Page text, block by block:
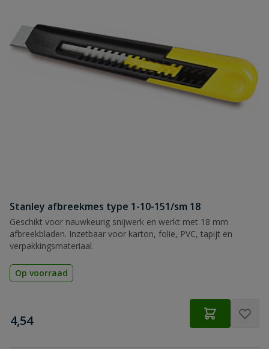
Stanley afbreekmes type 1-10-151/sm 18
Geschikt voor nauwkeurig snijwerk en werkt met 18 mm
afbreekbladen. Inzetbaar voor karton, folie, PVC, tapijt en
verpakkingsmateriaal.
Op voorraad
€
4,54